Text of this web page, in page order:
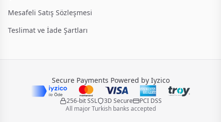
Mesafeli Satış Sözleşmesi
Teslimat ve İade Şartları
Secure Payments Powered by Iyzico
256-bit SSL 3D Secure
PCI DSS
All major Turkish banks accepted